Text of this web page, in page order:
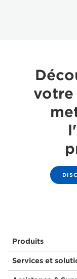
votre
Produits
Services et